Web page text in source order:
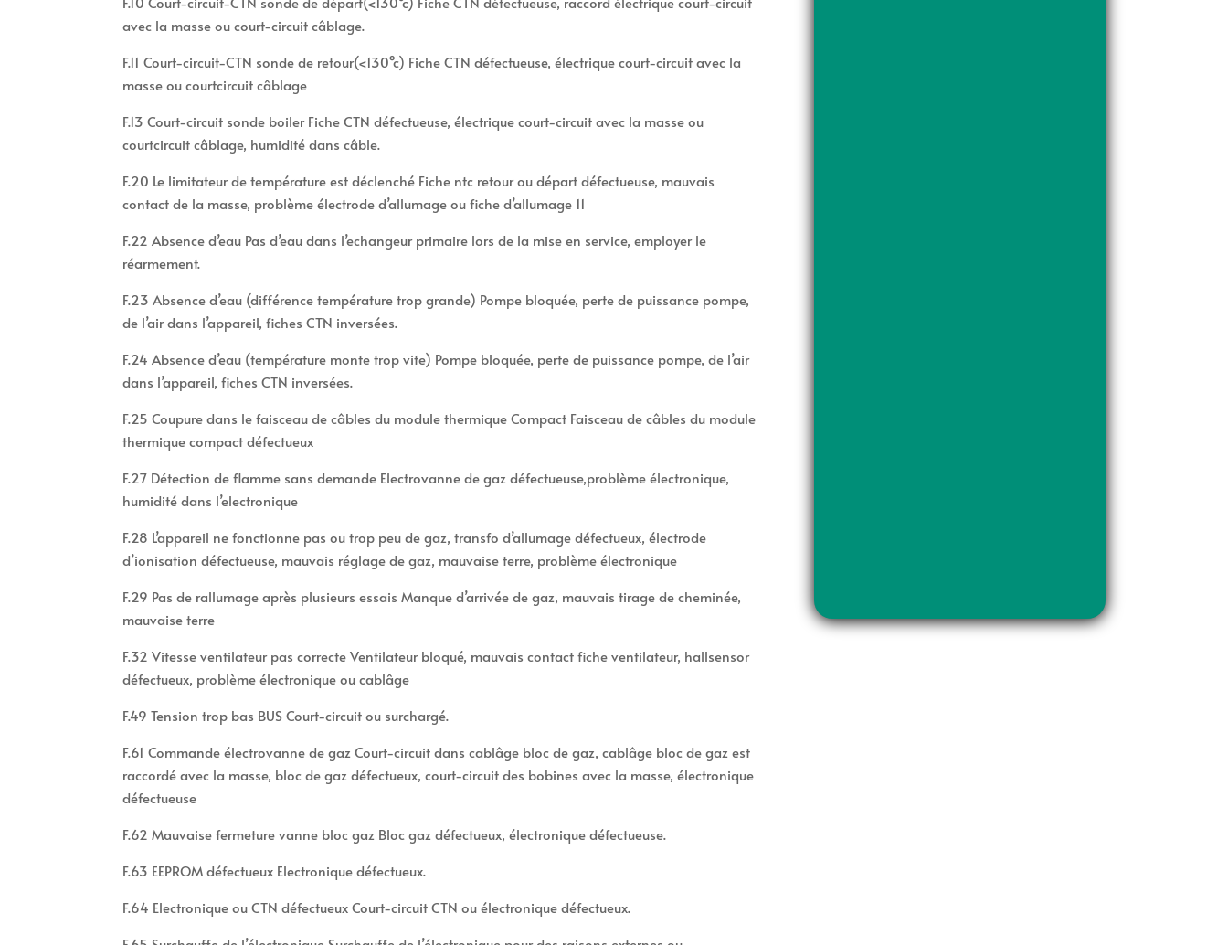
avec la masse ou court-circuit câblage.
F.11 Court-circuit-CTN sonde de retour(<130°c) Fiche CTN défectueuse, électrique court-circuit avec la
masse ou courtcircuit câblage
F.13 Court-circuit sonde boiler Fiche CTN défectueuse, électrique court-circuit avec la masse ou
courtcircuit câblage, humidité dans câble.
F.20 Le limitateur de température est déclenché Fiche ntc retour ou départ défectueuse, mauvais
contact de la masse, problème électrode d’allumage ou fiche d’allumage 11
F.22 Absence d’eau Pas d’eau dans l’echangeur primaire lors de la mise en service, employer le
réarmement.
F.23 Absence d’eau (différence température trop grande) Pompe bloquée, perte de puissance pompe,
de l’air dans l’appareil, fiches CTN inversées.
F.24 Absence d’eau (température monte trop vite) Pompe bloquée, perte de puissance pompe, de l’air
dans l’appareil, fiches CTN inversées.
F.25 Coupure dans le faisceau de câbles du module thermique Compact Faisceau de câbles du module
thermique compact défectueux
F.27 Détection de flamme sans demande Electrovanne de gaz défectueuse,problème électronique,
humidité dans l’electronique
F.28 L’appareil ne fonctionne pas ou trop peu de gaz, transfo d’allumage défectueux, électrode
d’ionisation défectueuse, mauvais réglage de gaz, mauvaise terre, problème électronique
F.29 Pas de rallumage après plusieurs essais Manque d’arrivée de gaz, mauvais tirage de cheminée,
mauvaise terre
F.32 Vitesse ventilateur pas correcte Ventilateur bloqué, mauvais contact fiche ventilateur, hallsensor
défectueux, problème électronique ou cablâge
F.49 Tension trop bas BUS Court-circuit ou surchargé.
F.61 Commande électrovanne de gaz Court-circuit dans cablâge bloc de gaz, cablâge bloc de gaz est
raccordé avec la masse, bloc de gaz défectueux, court-circuit des bobines avec la masse, électronique
défectueuse
F.62 Mauvaise fermeture vanne bloc gaz Bloc gaz défectueux, électronique défectueuse.
F.63 EEPROM défectueux Electronique défectueux.
F.64 Electronique ou CTN défectueux Court-circuit CTN ou électronique défectueux.